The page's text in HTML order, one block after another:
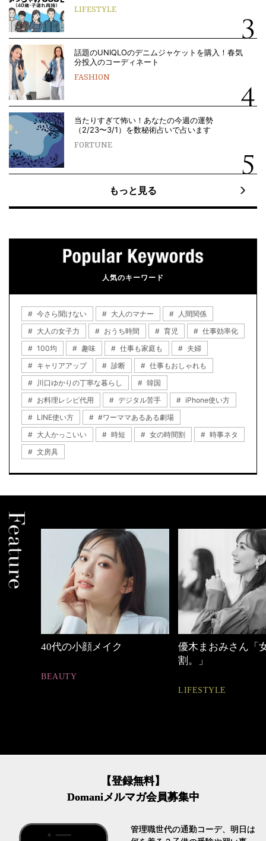
LIFESTYLE
話題のUNIQLOのデニムジャケットを購入！春気
分投入のコーディネート
FASHION
当たりすぎて怖い！あなたの今週の運勢
（2/23〜3/1）を数秘術占いで占います
FORTUNE
もっと見る
人気のキーワード
今さら聞けない 大人のマナー
人間関係
大人の女子力
おうち時間 育児
仕事効率化
100均
趣味 仕事も家庭も
夫婦
キャリアアップ
診断
仕事もおしゃれも
川口ゆかりの丁寧な暮らし
韓国
お料理レシピ代用
デジタル苦手
iPhone使い方
LINE使い方
#ワーママあるある劇場
大人かっこいい
時短 女の時間割
時事ネタ
文房具
優木まおみさん「女の時間
働く女性のバッグ
【登録無料】
Domaniメルマガ会員募集中
管理職世代の通勤コーデ、明日は